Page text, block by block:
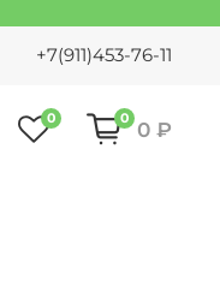
+7(911)453-76-11
0 0 0 ₽